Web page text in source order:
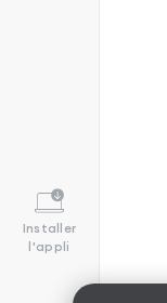
Installer
l'appli